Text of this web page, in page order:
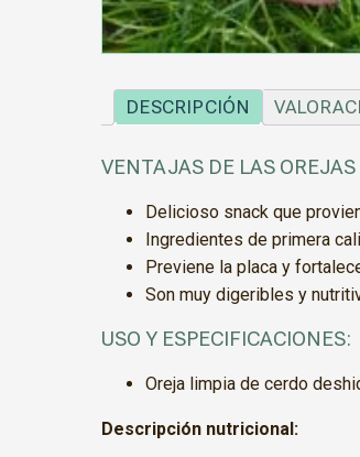
DESCRIPCIÓN
VENTAJAS DE LAS
Delicioso snack que
Ingredientes de primera
Previene la placa y
Son muy digeribles y
USO Y ESPECIFICACIONES:
Oreja limpia de cerdo
Descripción nutricional: